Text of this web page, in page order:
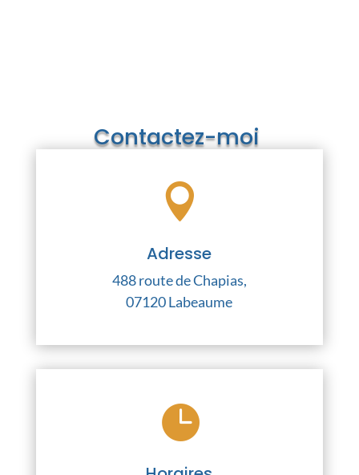
Contactez-moi
Comportementaliste
Chiens et Chats en
Ardèche
Possibilité de visio pour les séances
avec les chats.

Adresse
488 route de Chapias,
07120 Labeaume
